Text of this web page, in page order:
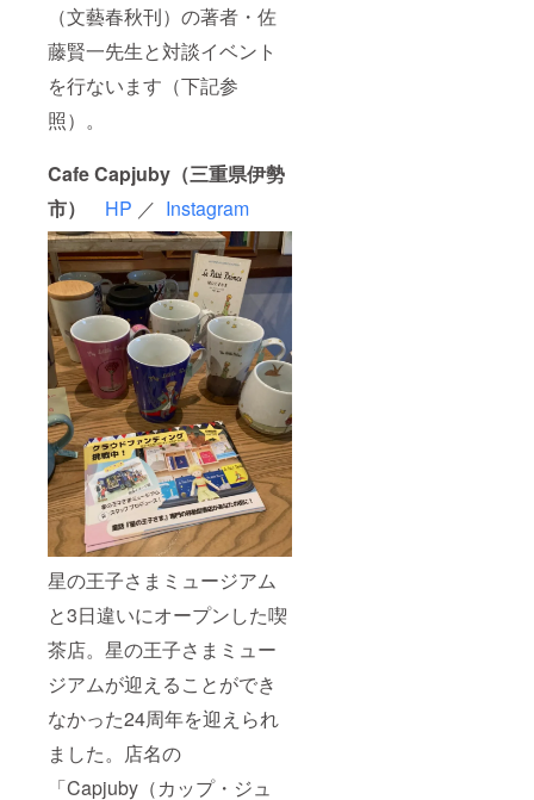
（文藝春秋刊）の著者・佐
藤賢一先生と対談イベント
を行ないます（下記参
照）。
Cafe Capjuby（三重県伊勢
市）
HP ／ Instagram
星の王子さまミュージアム
と3日違いにオープンした喫
茶店。星の王子さまミュー
ジアムが迎えることができ
なかった24周年を迎えられ
ました。店名の
「Capjuby（カップ・ジュ